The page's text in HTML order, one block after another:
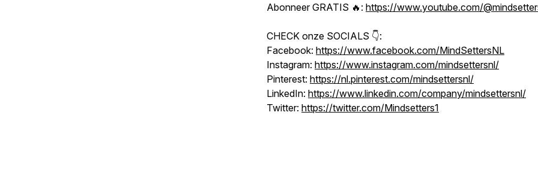
Abonneer GRATIS 🔥: https://www.youtube.com/
CHECK onze SOCIALS 👇:
Facebook: https://www.facebook.com/MindSettersNL
Instagram: https://www.instagram.com/mindsettersnl/
Pinterest: https://nl.pinterest.com/mindsettersnl/
LinkedIn: https://www.linkedin.com/company/mindsettersnl/
Twitter: https://twitter.com/Mindsetters1